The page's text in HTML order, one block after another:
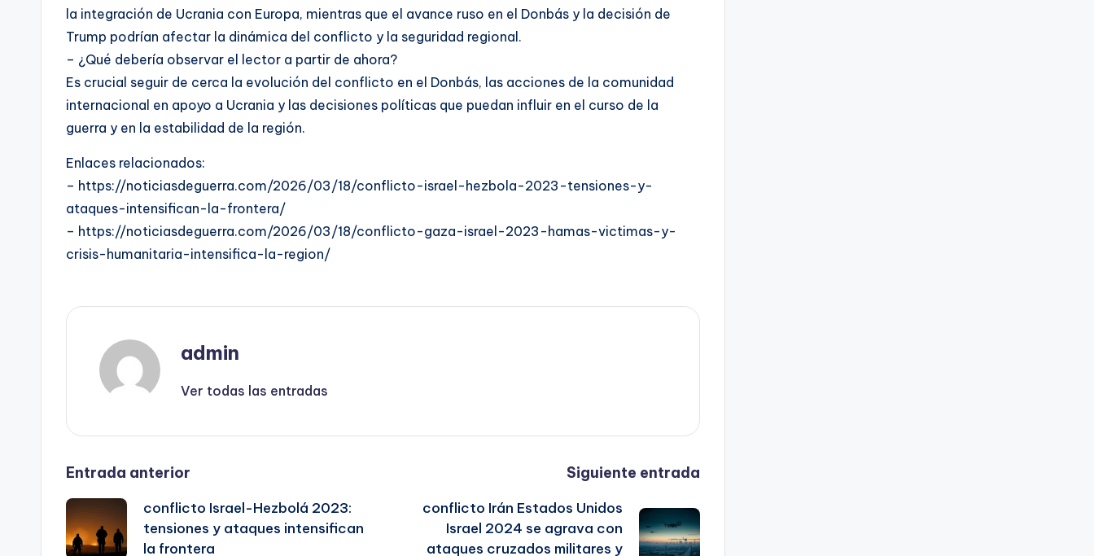
la integración de Ucrania con Europa, mientras que el avance ruso en el Donbás y la decisión de
Trump podrían afectar la dinámica del conflicto y la seguridad regional.
– ¿Qué debería observar el lector a partir de ahora?
Es crucial seguir de cerca la evolución del conflicto en el Donbás, las acciones de la comunidad
internacional en apoyo a Ucrania y las decisiones políticas que puedan influir en el curso de la
guerra y en la estabilidad de la región.
Enlaces relacionados:
– https://noticiasdeguerra.com/2026/03/18/conflicto-israel-hezbola-2023-tensiones-y-
ataques-intensifican-la-frontera/
– https://noticiasdeguerra.com/2026/03/18/conflicto-gaza-israel-2023-hamas-victimas-y-
crisis-humanitaria-intensifica-la-region/
admin
Ver todas las entradas
Navegación
de
Entrada anterior
conflicto Israel-Hezbolá 2023:
tensiones y ataques intensifican
la frontera
Siguiente entrada
conflicto Irán Estados Unidos
Israel 2024 se agrava con
ataques cruzados militares y